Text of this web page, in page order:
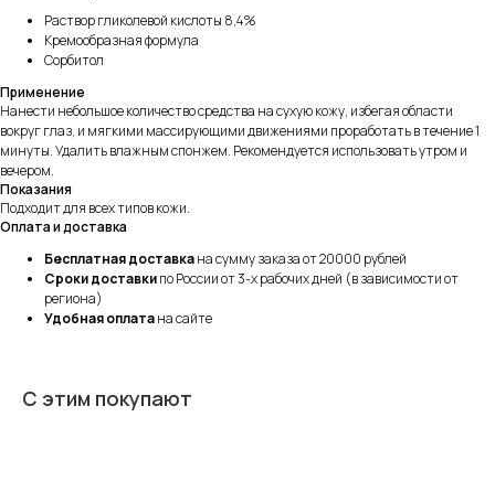
Раствор гликолевой кислоты 8,4%
Кремообразная формула
Сорбитол
Применение
Нанести небольшое количество средства на сухую кожу, избегая области
вокруг глаз, и мягкими массирующими движениями проработать в течение 1
минуты. Удалить влажным спонжем. Рекомендуется использовать утром и
вечером.
Показания
Подходит для всех типов кожи.
Оплата и доставка
Бесплатная доставкана сумму заказа от 20000 рублей
Сроки доставкипо России от 3-х рабочих дней (в зависимости от
региона)
Удобная оплатана сайте
С этим покупают